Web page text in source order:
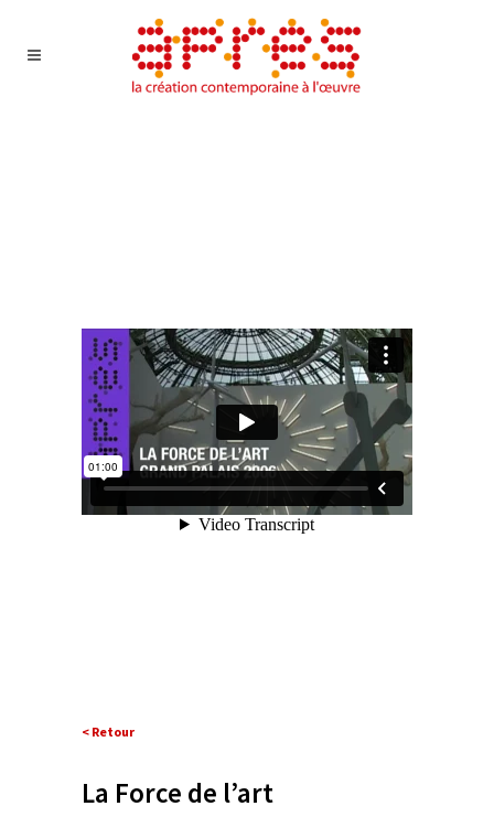
< Retour
La Force de l’art